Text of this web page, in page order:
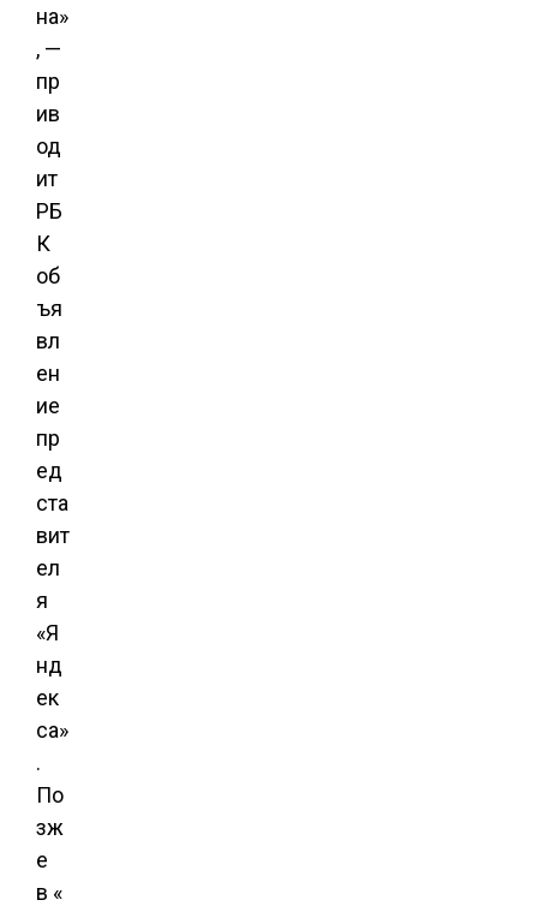
на»
, —
пр
ив
од
ит
РБ
К
об
ъя
вл
ен
ие
пр
ед
ста
вит
ел
я
«Я
нд
ек
са»
.
По
зж
е
в «